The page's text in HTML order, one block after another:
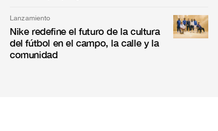
Lanzamiento
Nike redefine el futuro de la cultura
del fútbol en el campo, la calle y la
comunidad